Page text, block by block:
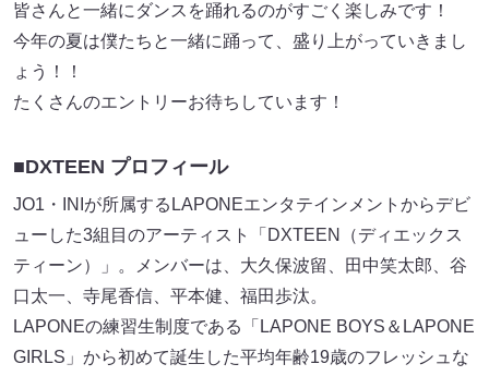
皆さんと一緒にダンスを踊れるのがすごく楽しみです！
今年の夏は僕たちと一緒に踊って、盛り上がっていきまし
ょう！！
たくさんのエントリーお待ちしています！
■DXTEEN プロフィール
JO1・INIが所属するLAPONEエンタテインメントからデビ
ューした3組目のアーティスト「DXTEEN（ディエックス
ティーン）」。メンバーは、大久保波留、田中笑太郎、谷
口太一、寺尾香信、平本健、福田歩汰。
LAPONEの練習生制度である「LAPONE BOYS＆LAPONE
GIRLS」から初めて誕生した平均年齢19歳のフレッシュな